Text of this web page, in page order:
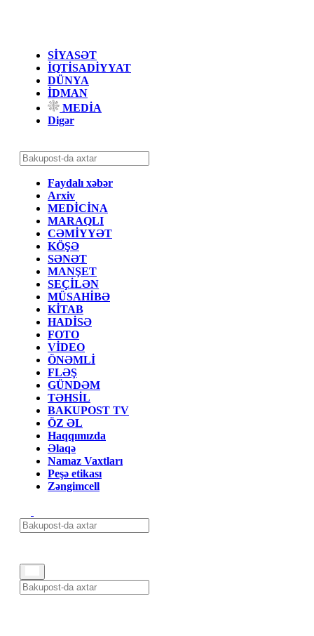
SİYASƏT
İQTİSADİYYAT
DÜNYA
İDMAN
MEDİA
Digər
Faydalı xəbər
Arxiv
MEDİCİNA
MARAQLI
CƏMİYYƏT
KÖŞƏ
SƏNƏT
MANŞET
SEÇİLƏN
MÜSAHİBƏ
KİTAB
HADİSƏ
FOTO
VİDEO
ÖNƏMLİ
FLƏŞ
GÜNDƏM
TƏHSİL
BAKUPOST TV
ÖZ ƏL
Haqqımızda
Əlaqə
Namaz Vaxtları
Peşə etikası
Zəngimcell